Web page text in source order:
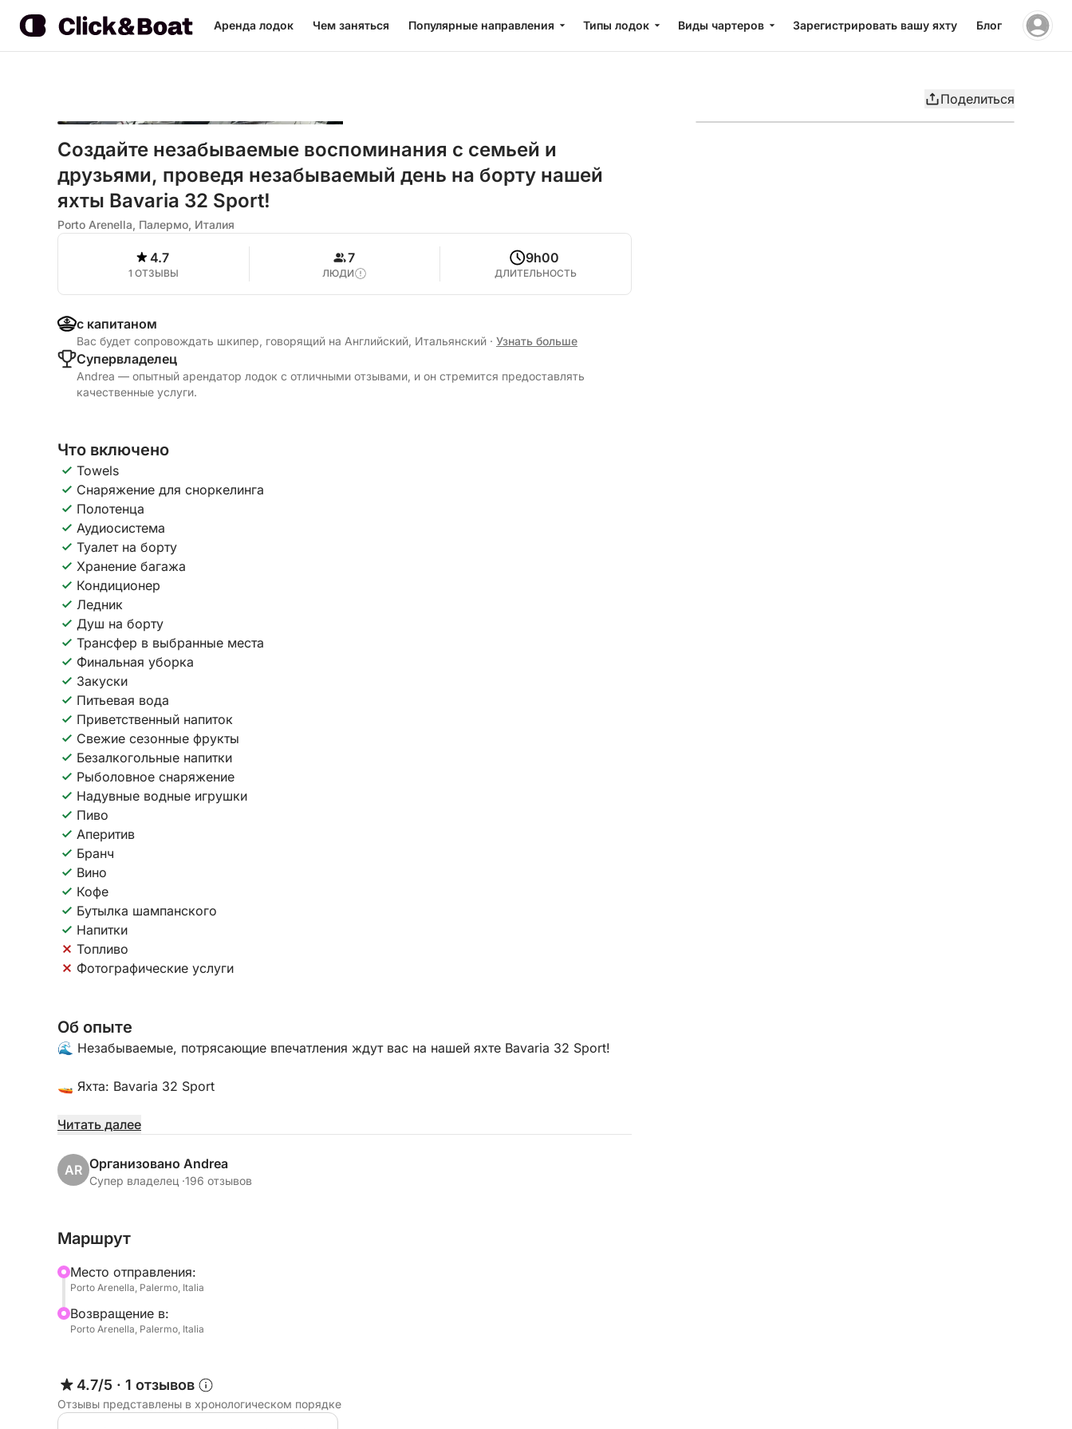
Аренда лодок Чем заняться Популярные направления Типы лодок Виды чартеров Зарегистрировать вашу яхту Блог
Поделиться
Создайте незабываемые воспоминания с семьей и
друзьями, проведя незабываемый день на борту нашей
яхты Bavaria 32 Sport!
Porto Arenella, Палермо, Италия
4.7
1 ОТЗЫВЫ
7
ЛЮДИ
9h00
ДЛИТЕЛЬНОСТЬ
с капитаном
Вас будет сопровождать шкипер, говорящий на Английский, Итальянский · Узнать больше
Cупервладелец
Andrea — опытный арендатор лодок с отличными отзывами, и он стремится предоставлять
качественные услуги.
Что включено
Towels
Снаряжение для сноркелинга
Полотенца
Аудиосистема
Туалет на борту
Хранение багажа
Кондиционер
Ледник
Душ на борту
Трансфер в выбранные места
Финальная уборка
Закуски
Питьевая вода
Приветственный напиток
Свежие сезонные фрукты
Безалкогольные напитки
Рыболовное снаряжение
Надувные водные игрушки
Пиво
Аперитив
Бранч
Вино
Кофе
Бутылка шампанского
Напитки
Топливо
Фотографические услуги
Об опыте
🌊 Незабываемые, потрясающие впечатления ждут вас на нашей яхте Bavaria 32 Sport!
🚤 Яхта: Bavaria 32 Sport
📍 Местоположение:
👥 Максимальная вместимость: 7 человек
• Длина: 10,97 метра (36 футов)
✨Роскошный комфорт и удобства:
• Интерьер:
- Кухня с двумя газовыми конфорками
- Холодильник, кофеварка и микроволновая печь
Читать далее
AR Организовано Andrea
Супер владелец ·196 отзывов
Маршрут
Mесто отправления:
Porto Arenella, Palermo, Italia
Bозвращение в:
Porto Arenella, Palermo, Italia
4.7/5 · 1 отзывов
Отзывы представлены в хронологическом порядке